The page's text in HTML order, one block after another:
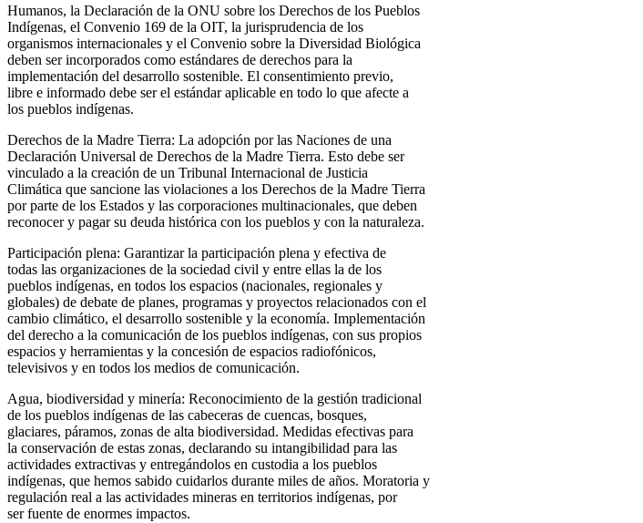
Humanos, la Declaración de la ONU sobre los Derechos de los Pueblos
Indígenas, el Convenio 169 de la OIT, la jurisprudencia de los
organismos internacionales y el Convenio sobre la Diversidad Biológica
deben ser incorporados como estándares de derechos para la
implementación del desarrollo sostenible. El consentimiento previo,
libre e informado debe ser el estándar aplicable en todo lo que afecte a
los pueblos indígenas.
Derechos de la Madre Tierra: La adopción por las Naciones de una
Declaración Universal de Derechos de la Madre Tierra. Esto debe ser
vinculado a la creación de un Tribunal Internacional de Justicia
Climática que sancione las violaciones a los Derechos de la Madre Tierra
por parte de los Estados y las corporaciones multinacionales, que deben
reconocer y pagar su deuda histórica con los pueblos y con la naturaleza.
Participación plena: Garantizar la participación plena y efectiva de
todas las organizaciones de la sociedad civil y entre ellas la de los
pueblos indígenas, en todos los espacios (nacionales, regionales y
globales) de debate de planes, programas y proyectos relacionados con el
cambio climático, el desarrollo sostenible y la economía. Implementación
del derecho a la comunicación de los pueblos indígenas, con sus propios
espacios y herramientas y la concesión de espacios radiofónicos,
televisivos y en todos los medios de comunicación.
Agua, biodiversidad y minería: Reconocimiento de la gestión tradicional
de los pueblos indígenas de las cabeceras de cuencas, bosques,
glaciares, páramos, zonas de alta biodiversidad. Medidas efectivas para
la conservación de estas zonas, declarando su intangibilidad para las
actividades extractivas y entregándolos en custodia a los pueblos
indígenas, que hemos sabido cuidarlos durante miles de años. Moratoria y
regulación real a las actividades mineras en territorios indígenas, por
ser fuente de enormes impactos.